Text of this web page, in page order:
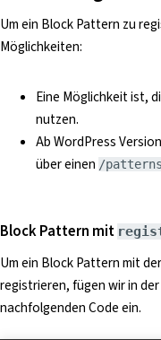
Um ein Block Pattern zu
Möglichkeiten:
Eine Möglichkeit ist,
nutzen.
Ab WordPress
über einen /patterns
Block Pattern mit
Um ein Block Pattern mit der
registrieren, fügen wir in der
nachfolgenden Code ein.